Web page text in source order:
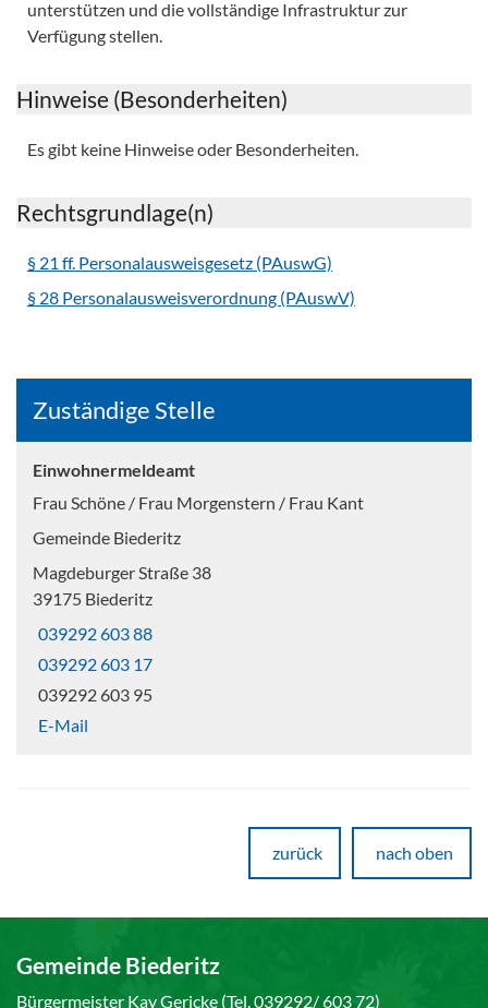
unterstützen und die vollständige Infrastruktur zur
Verfügung stellen.
Hinweise (Besonderheiten)
Es gibt keine Hinweise oder Besonderheiten.
Rechtsgrundlage(n)
§ 21 ff. Personalausweisgesetz (PAuswG)
§ 28 Personalausweisverordnung (PAuswV)
Zuständige Stelle
Einwohnermeldeamt
Frau Schöne / Frau Morgenstern / Frau Kant
Gemeinde Biederitz
Magdeburger Straße 38
39175 Biederitz
039292 603 88
039292 603 17
039292 603 95
E-Mail
zurück nach oben
Gemeinde Biederitz
Bürgermeister Kay Gericke (Tel. 039292/ 603 72)